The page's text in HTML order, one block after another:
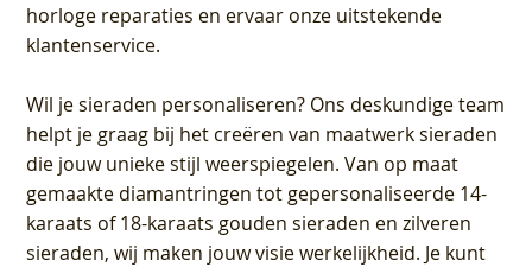
horloge reparaties en ervaar onze uitstekende
klantenservice.
Wil je sieraden personaliseren? Ons deskundige team
helpt je graag bij het creëren van maatwerk sieraden
die jouw unieke stijl weerspiegelen. Van op maat
gemaakte diamantringen tot gepersonaliseerde 14-
karaats of 18-karaats gouden sieraden en zilveren
sieraden, wij maken jouw visie werkelijkheid. Je kunt